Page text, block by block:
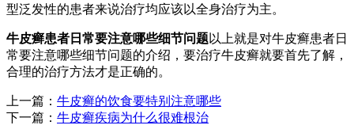
型泛发性的患者来说治疗均应该以全身治疗为主。
牛皮癣患者日常要注意哪些细节问题以上就是对牛皮癣患者日
常要注意哪些细节问题的介绍，要治疗牛皮癣就要首先了解，
合理的治疗方法才是正确的。
上一篇： 牛皮癣的饮食要特别注意哪些
下一篇： 牛皮癣疾病为什么很难根治